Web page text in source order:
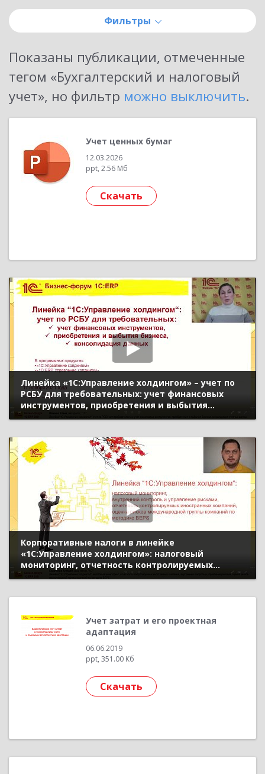
Фильтры
Показаны публикации, отмеченные
тегом «Бухгалтерский и налоговый
учет», но фильтр можно выключить.
Учет ценных бумаг
12.03.2026
ppt, 2.56 Мб
Скачать
Линейка «1С:Управление холдингом» – учет по
РСБУ для требовательных: учет финансовых
инструментов, приобретения и выбытия
бизнеса, консолидация учетных данных
Можина Елена, «1С»)
Корпоративные налоги в линейке
«1С:Управление холдингом»: налоговый
мониторинг, отчетность контролируемых
иностранных компаний, внутренний контроль и
международной группы компаний по методике
Учет затрат и его проектная
адаптация
06.06.2019
ppt, 351.00 Кб
Скачать